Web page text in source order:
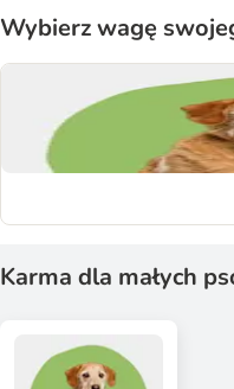
Wybierz wagę
Karma dla małych